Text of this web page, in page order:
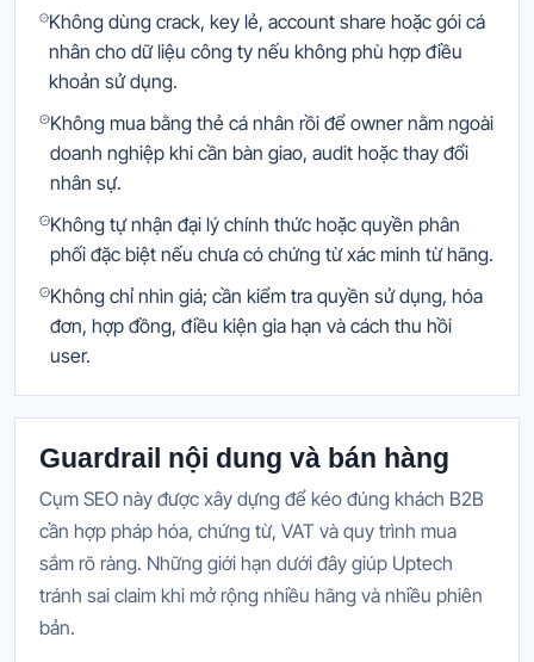
Không dùng crack, key lẻ, account share hoặc gói cá
nhân cho dữ liệu công ty nếu không phù hợp điều
khoản sử dụng.
Không mua bằng thẻ cá nhân rồi để owner nằm ngoài
doanh nghiệp khi cần bàn giao, audit hoặc thay đổi
nhân sự.
Không tự nhận đại lý chính thức hoặc quyền phân
phối đặc biệt nếu chưa có chứng từ xác minh từ hãng.
Không chỉ nhìn giá; cần kiểm tra quyền sử dụng, hóa
đơn, hợp đồng, điều kiện gia hạn và cách thu hồi
user.
Guardrail nội dung và bán hàng
Cụm SEO này được xây dựng để kéo đúng khách B2B
cần hợp pháp hóa, chứng từ, VAT và quy trình mua
sắm rõ ràng. Những giới hạn dưới đây giúp Uptech
tránh sai claim khi mở rộng nhiều hãng và nhiều phiên
bản.